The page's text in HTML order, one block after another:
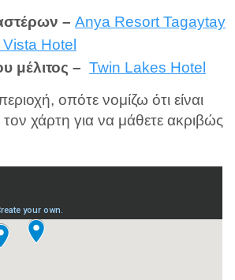
– Anya Resort Tagaytay
Hotel
μέλιτος – Twin Lakes Hotel
οπότε νομίζω ότι είναι
χάρτη για να μάθετε ακριβώς